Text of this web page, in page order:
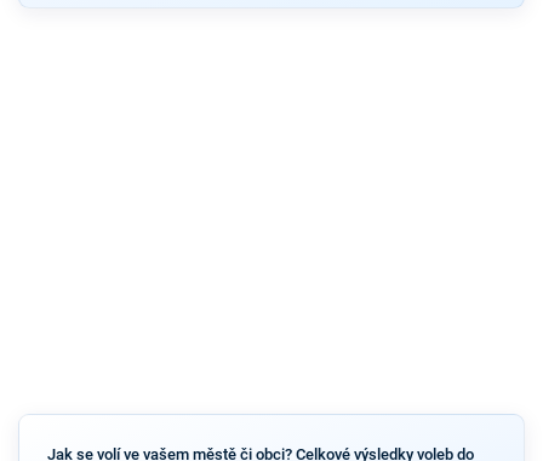
Jak se volí ve vašem městě či obci? Celkové výsledky voleb do